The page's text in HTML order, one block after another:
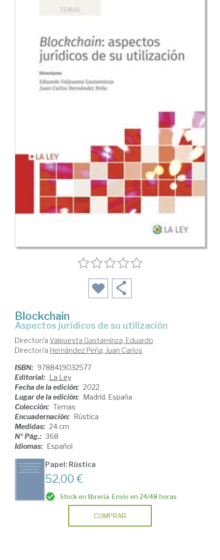
Blockchain
aspectos jurídicos de su utilización
Director/a Valpuesta Gastaminza, Eduardo
Director/a Hernández Peña, Juan Carlos
ISBN: 9788419032577
Editorial: La Ley
Fecha de la edición: 2022
Lugar de la edición: Madrid. España
Colección: Temas
Encuadernación: Rústica
Medidas: 24 cm
Nº Pág.: 368
Idiomas: Español
Papel: Rústica
52,00 €
Stock en librería. Envío en 24/48 horas
COMPRAR